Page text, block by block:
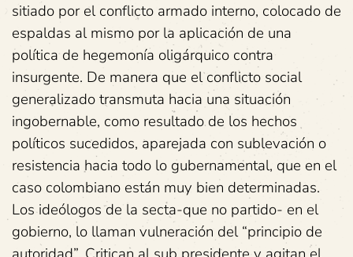
sitiado por el conflicto armado interno, colocado de
espaldas al mismo por la aplicación de una
política de hegemonía oligárquico contra
insurgente. De manera que el conflicto social
generalizado transmuta hacia una situación
ingobernable, como resultado de los hechos
políticos sucedidos, aparejada con sublevación o
resistencia hacia todo lo gubernamental, que en el
caso colombiano están muy bien determinadas.
Los ideólogos de la secta-que no partido- en el
gobierno, lo llaman vulneración del “principio de